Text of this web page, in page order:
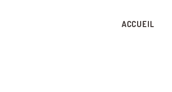
ACCUEIL